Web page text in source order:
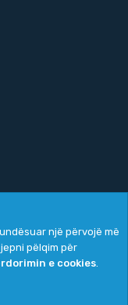
e cookies
by
një përvojë më
pëlqim për
e cookies.